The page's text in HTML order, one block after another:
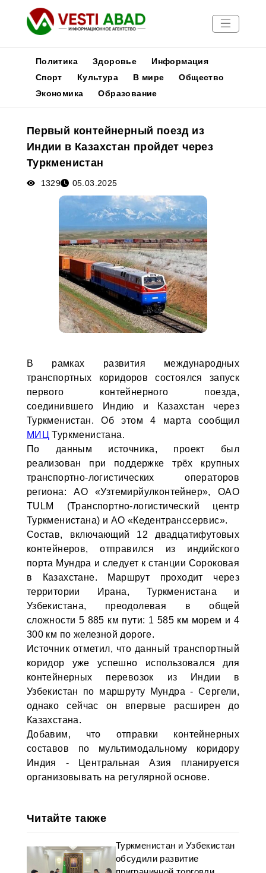
Новости
Медиа
Афиша
Политика Здоровье
Информация
Спорт
Культура В мире
Общество
Экономика
Образование
Первый контейнерный поезд из
Индии в Казахстан пройдет через
Туркменистан
1329 05.03.2025
В рамках развития международных
транспортных коридоров состоялся запуск
первого контейнерного поезда,
соединившего Индию и Казахстан через
Туркменистан. Об этом 4 марта сообщил
МИЦ Туркменистана.
По данным источника, проект был
реализован при поддержке трёх крупных
транспортно-логистических операторов
региона: АО «Узтемирйулконтейнер», ОАО
TULM (Транспортно-логистический центр
Туркменистана) и АО «Кедентранссервис».
Состав, включающий 12 двадцатифутовых
контейнеров, отправился из индийского
порта Мундра и следует к станции Сороковая
в Казахстане. Маршрут проходит через
территории Ирана, Туркменистана и
Узбекистана, преодолевая в общей
сложности 5 885 км пути: 1 585 км морем и 4
300 км по железной дороге.
Источник отметил, что данный транспортный
коридор уже успешно использовался для
контейнерных перевозок из Индии в
Узбекистан по маршруту Мундра - Сергели,
однако сейчас он впервые расширен до
Казахстана.
Добавим, что отправки контейнерных
составов по мультимодальному коридору
Индия - Центральная Азия планируется
организовывать на регулярной основе.
Читайте также
Туркменистан и Узбекистан
обсудили развитие